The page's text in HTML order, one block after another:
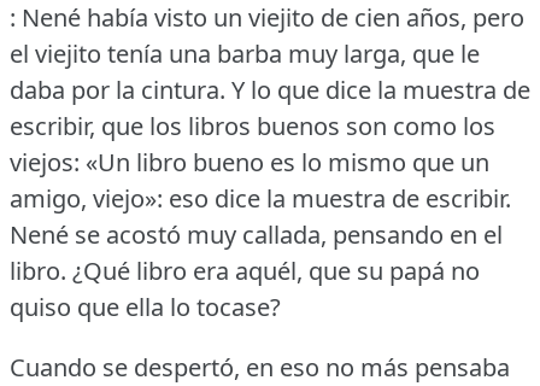
: Nené había visto un viejito de cien años, pero
el viejito tenía una barba muy larga, que le
daba por la cintura. Y lo que dice la muestra de
escribir, que los libros buenos son como los
viejos: «Un libro bueno es lo mismo que un
amigo, viejo»: eso dice la muestra de escribir.
Nené se acostó muy callada, pensando en el
libro. ¿Qué libro era aquél, que su papá no
quiso que ella lo tocase?
Cuando se despertó, en eso no más pensaba